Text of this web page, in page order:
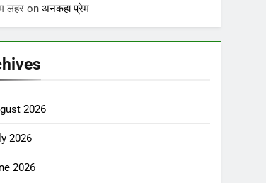
लहर onअनकहा प्रेम
2026
2026
2026